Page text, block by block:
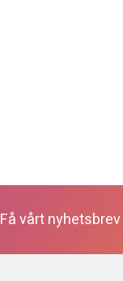
Få vårt nyhetsbrev